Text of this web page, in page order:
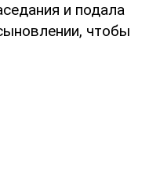
и подала
чтобы